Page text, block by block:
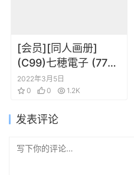
[会员][同人画册]
(C99)七穂電子 (77gl)
リゼログmoment
2022年3月5日
0
0 1.2K
发表评论